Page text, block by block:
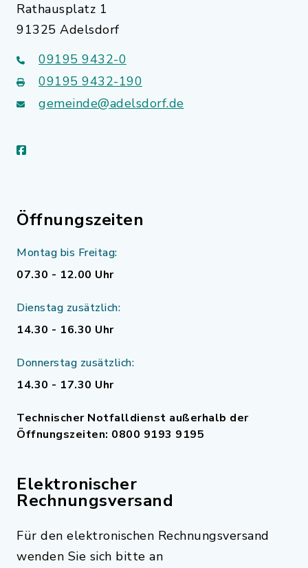
Rathausplatz 1
91325 Adelsdorf
09195 9432-0
09195 9432-190
gemeinde@adelsdorf.de
facebook
Öffnungszeiten
Montag bis Freitag:
07.30 - 12.00 Uhr
Dienstag zusätzlich:
14.30 - 16.30 Uhr
Donnerstag zusätzlich:
14.30 - 17.30 Uhr
Technischer Notfalldienst außerhalb der
Öffnungszeiten: 0800 9193 9195
Elektronischer
Rechnungsversand
Für den elektronischen Rechnungsversand
wenden Sie sich bitte an